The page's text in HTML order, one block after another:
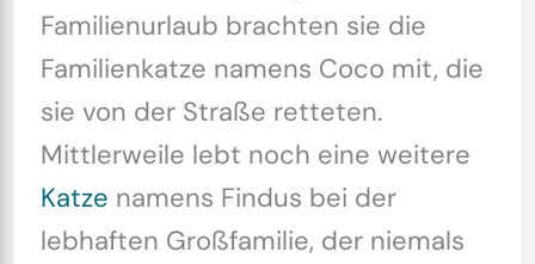
Familienurlaub brachten sie die
Familienkatze namens Coco mit, die
sie von der Straße retteten.
Mittlerweile lebt noch eine weitere
Katze namens Findus bei der
lebhaften Großfamilie, der niemals